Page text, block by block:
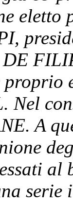
eletto
Nel
A
al
serie